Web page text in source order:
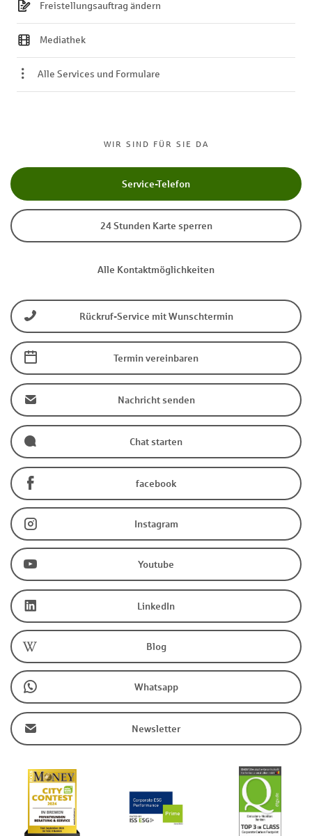
WIR SIND FÜR SIE DA
Service-Telefon
24 Stunden Karte sperren
Alle Kontaktmöglichkeiten
Rückruf-Service mit Wunschtermin
Termin vereinbaren
Nachricht senden
Chat starten
facebook
Instagram
Youtube
LinkedIn
Blog
Whatsapp
Newsletter
Freistellungsauftrag ändern
Mediathek
Alle Services und Formulare